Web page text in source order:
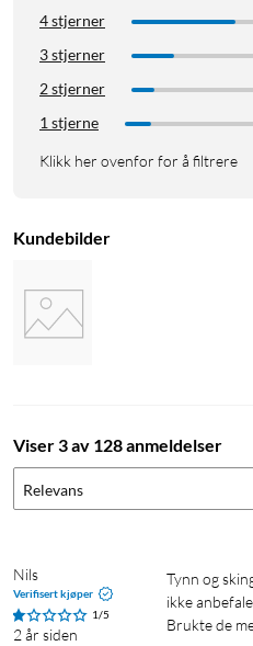
4 stjerner
3 stjerner
2 stjerner
1 stjerne
Klikk her ovenfor for å filtrere
Kundebilder
Viser 3 av 128 anmeldelser
Relevans
Nils
Verifisert kjøper
1/5
2 år siden
Tynn og skinger lyd. Vonde for ørene. Kan
ikke
Brukte de